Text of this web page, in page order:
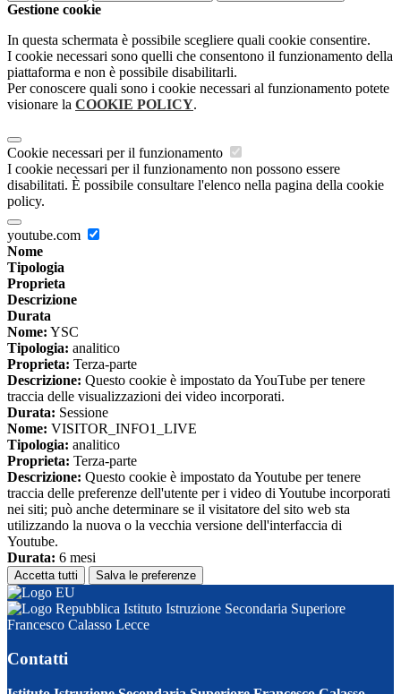
Gestione cookie
In questa schermata è possibile scegliere quali cookie consentire.
I cookie necessari sono quelli che consentono il funzionamento della
piattaforma e non è possibile disabilitarli.
Per conoscere quali sono i cookie necessari al funzionamento potete
visionare la COOKIE POLICY.
Cookie necessari per il funzionamento
I cookie necessari per il funzionamento non possono essere
disabilitati. È possibile consultare l'elenco nella pagina della cookie
policy.
youtube.com
Nome
Tipologia
Proprieta
Descrizione
Durata
Nome: YSC
Tipologia: analitico
Proprieta: Terza-parte
Descrizione: Questo cookie è impostato da YouTube per tenere
traccia delle visualizzazioni dei video incorporati.
Durata: Sessione
Nome: VISITOR_INFO1_LIVE
Tipologia: analitico
Proprieta: Terza-parte
Descrizione: Questo cookie è impostato da Youtube per tenere
traccia delle preferenze dell'utente per i video di Youtube incorporati
nei siti; può anche determinare se il visitatore del sito web sta
utilizzando la nuova o la vecchia versione dell'interfaccia di
Youtube.
Durata: 6 mesi
Accetta tutti Salva le preferenze
Istituto Istruzione Secondaria Superiore
Francesco Calasso Lecce
Contatti